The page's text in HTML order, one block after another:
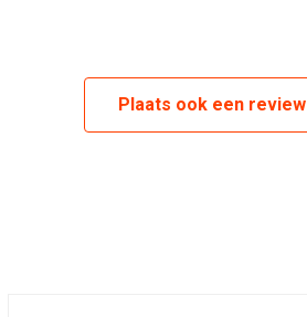
Plaats ook een review